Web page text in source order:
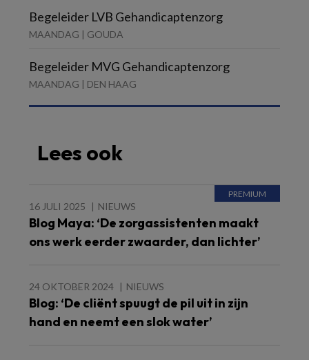
Begeleider LVB Gehandicaptenzorg
MAANDAG | GOUDA
Begeleider MVG Gehandicaptenzorg
MAANDAG | DEN HAAG
Lees ook
16 JULI 2025 NIEUWS
Blog Maya: ‘De zorgassistenten maakt
ons werk eerder zwaarder, dan lichter’
24 OKTOBER 2024 NIEUWS
Blog: ‘De cliënt spuugt de pil uit in zijn
hand en neemt een slok water’